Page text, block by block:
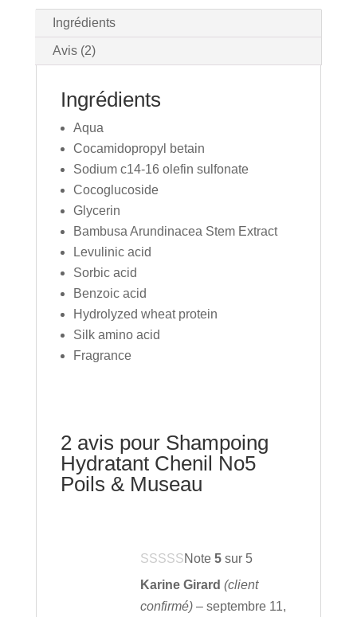
Ingrédients
Avis (2)
Ingrédients
Aqua
Cocamidopropyl betain
Sodium c14-16 olefin sulfonate
Cocoglucoside
Glycerin
Bambusa Arundinacea Stem Extract
Levulinic acid
Sorbic acid
Benzoic acid
Hydrolyzed wheat protein
Silk amino acid
Fragrance
2 avis pour Shampoing
Hydratant Chenil No5
Poils & Museau
Note 5sur 5
Karine Girard (client
confirmé) – septembre 11,